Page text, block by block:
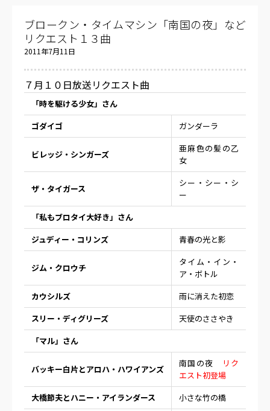
ブロークン・タイムマシン「南国の夜」など
リクエスト１３曲
2011年7月11日
７月１０日放送リクエスト曲
「時を駆ける少女」さん
ゴダイゴ
ガンダーラ
ビレッジ・シンガーズ
亜麻色の髪の乙
女
ザ・タイガース
シー・シー・シ
ー
「私もブロタイ大好き」さん
ジュディー・コリンズ
青春の光と影
ジム・クロウチ
タイム・イン・
ア・ボトル
カウシルズ
雨に消えた初恋
スリー・ディグリーズ
天使のささやき
「マル」さん
バッキー白片とアロハ・ハワイアンズ
南国の夜
リク
エスト初登場
大橋節夫とハニー・アイランダース
小さな竹の橋